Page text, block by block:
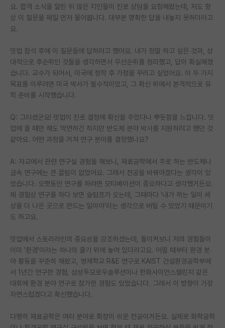
요. 합격 소식을 알린 뒤 많은 지인들이 진로 상담을 요청해왔는데, 저도 항
상 이 질문을 제일 먼저 물어봅니다. 대부분 명확한 답을 내놓지 못하더라고
요.
밋업 참석 후에 이 질문들에 답하려고 했어요. 내가 정말 하고 싶은 것과, 상
대적으로 후순위인 것들을 생각하면서 우선순위를 정리했고, 답이 확실해졌
습니다. 교수가 되어서, 미국에 정착 후 가정을 꾸리고 싶었어요. 이 두 가지
목표를 이루려면 미국 박사가 필수적이었고, 그 확신 위에서 본격적으로 유
학 준비를 시작했습니다.
Q: 그러셨군요! 밋업이 진로 결정에 확신을 주었다니 뿌듯함을 느낍니다. 밋
업에 올 때만 해도 막연하긴 하지만 반도체 분야 박사를 지원하려고 했던 것
같아요. 어떤 과정을 거쳐 연구 분야를 결정했나요?
A: 자교에서 관련 연구실 경험을 해보니, 재료공학에서 주로 하는 반도체나
금속 연구에는 큰 끌림이 없었어요. 그래서 전공을 바꿔야겠다는 생각이 있
었습니다. 오랫동안 연구를 하려면 모티베이션이 중요하다고 생각했거든요.
제 경험상 연구를 하다 보면 슬럼프가 오는데, 그때마다 '내가 하는 일이 세
상을 더 나은 곳으로 만드는 일이야'라는 생각으로 버틸 수 있었기 때문이기
도 하고요.
밋업에서 스토리라인의 중요성을 강조하셨는데, 돌이켜보니 저의 경험들이
이미 '환경'이라는 하나의 줄기 위에 놓여 있더라고요. 어릴 때부터 환경 분
야 활동을 꾸준히 해왔고, 영재학교 R&E 연구로 KAIST 건설환경공학부에
서 1년간 연구한 경험, 삼성투모로우솔루션이나 한화사이언스챌린지 같은
대회에 환경 분야 연구로 참가한 경험도 있었습니다. 그래서 이 방향이 가장
자연스럽겠다고 확신했습니다.
다행히 재료공학은 여러 분야로 확장이 쉬운 전공이거든요. 실제로 화학공학